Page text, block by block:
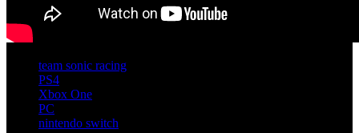
team sonic racing
PS4
Xbox One
PC
nintendo switch